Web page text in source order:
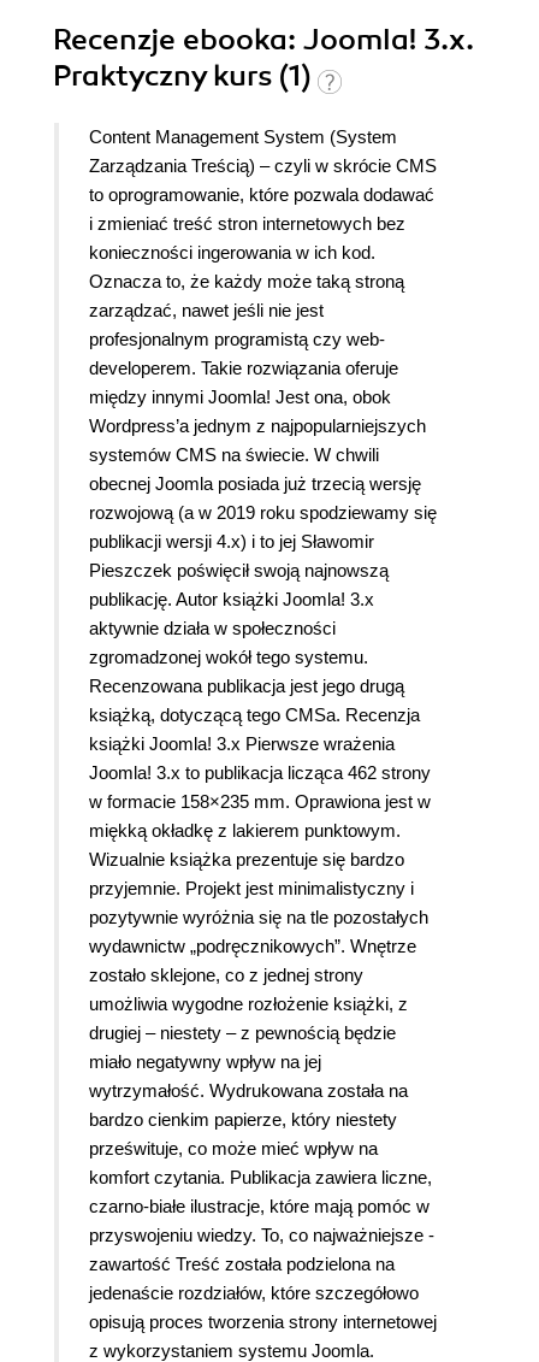
Recenzje ebooka: Joomla! 3.x.
Praktyczny kurs (1)
Content Management System (System
Zarządzania Treścią) – czyli w skrócie CMS
to oprogramowanie, które pozwala dodawać
i zmieniać treść stron internetowych bez
konieczności ingerowania w ich kod.
Oznacza to, że każdy może taką stroną
zarządzać, nawet jeśli nie jest
profesjonalnym programistą czy web-
developerem. Takie rozwiązania oferuje
między innymi Joomla! Jest ona, obok
Wordpress’a jednym z najpopularniejszych
systemów CMS na świecie. W chwili
obecnej Joomla posiada już trzecią wersję
rozwojową (a w 2019 roku spodziewamy się
publikacji wersji 4.x) i to jej Sławomir
Pieszczek poświęcił swoją najnowszą
publikację. Autor książki Joomla! 3.x
aktywnie działa w społeczności
zgromadzonej wokół tego systemu.
Recenzowana publikacja jest jego drugą
książką, dotyczącą tego CMSa. Recenzja
książki Joomla! 3.x Pierwsze wrażenia
Joomla! 3.x to publikacja licząca 462 strony
w formacie 158×235 mm. Oprawiona jest w
miękką okładkę z lakierem punktowym.
Wizualnie książka prezentuje się bardzo
przyjemnie. Projekt jest minimalistyczny i
pozytywnie wyróżnia się na tle pozostałych
wydawnictw „podręcznikowych”. Wnętrze
zostało sklejone, co z jednej strony
umożliwia wygodne rozłożenie książki, z
drugiej – niestety – z pewnością będzie
miało negatywny wpływ na jej
wytrzymałość. Wydrukowana została na
bardzo cienkim papierze, który niestety
prześwituje, co może mieć wpływ na
komfort czytania. Publikacja zawiera liczne,
czarno-białe ilustracje, które mają pomóc w
przyswojeniu wiedzy. To, co najważniejsze -
zawartość Treść została podzielona na
jedenaście rozdziałów, które szczegółowo
opisują proces tworzenia strony internetowej
z wykorzystaniem systemu Joomla.